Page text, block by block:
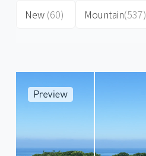
New (60)
Mountain(537)